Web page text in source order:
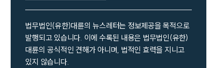
NEWS
언론보도
공지사항
법무법인(유한)대륜의 뉴스레터는 정보제공을 목적으로
발행되고 있습니다. 이에 수록된 내용은 법무법인(유한)
대륜의 공식적인 견해가 아니며, 법적인 효력을 지니고
있지 않습니다.